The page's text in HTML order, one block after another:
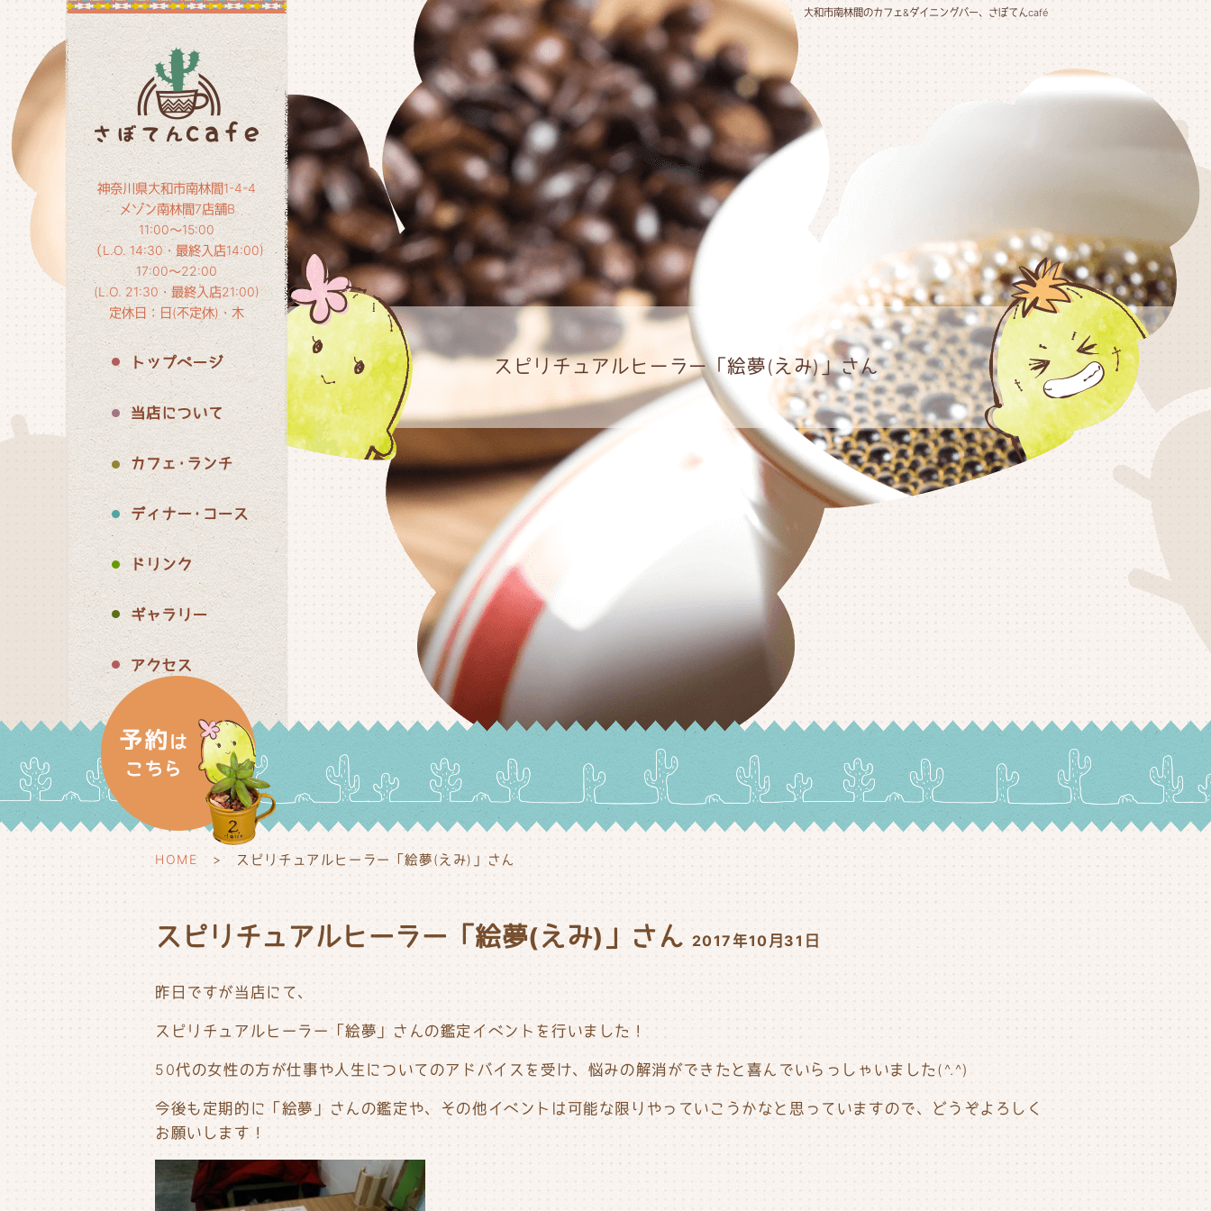
神奈川県大和市南林間1-4-4
メゾン南林間7店舗B
11:00～15:00
（L.O. 14:30・最終入店14:00)
17:00～22:00
(L.O. 21:30・最終入店21:00)
定休日：日(不定休)・木
大和市南林間のカフェ&ダイニングバー、さぼてんcafé
スピリチュアルヒーラー「絵夢(えみ)」さん
HOME スピリチュアルヒーラー「絵夢(えみ)」さん
スピリチュアルヒーラー「絵夢(えみ)」さん 2017年10月31日
昨日ですが当店にて、
スピリチュアルヒーラー「絵夢」さんの鑑定イベントを行いました！
50代の女性の方が仕事や人生についてのアドバイスを受け、悩みの解消ができたと喜んでいらっしゃいました(^.^)
今後も定期的に「絵夢」さんの鑑定や、その他イベントは可能な限りやっていこうかなと思っていますので、どうぞよろしく
お願いします！